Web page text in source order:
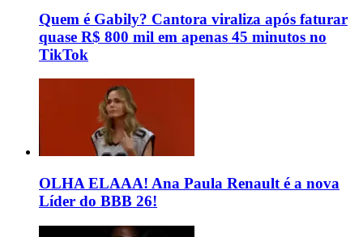
Quem é Gabily? Cantora viraliza após faturar
quase R$ 800 mil em apenas 45 minutos no
TikTok
OLHA ELAAA! Ana Paula Renault é a nova
Líder do BBB 26!